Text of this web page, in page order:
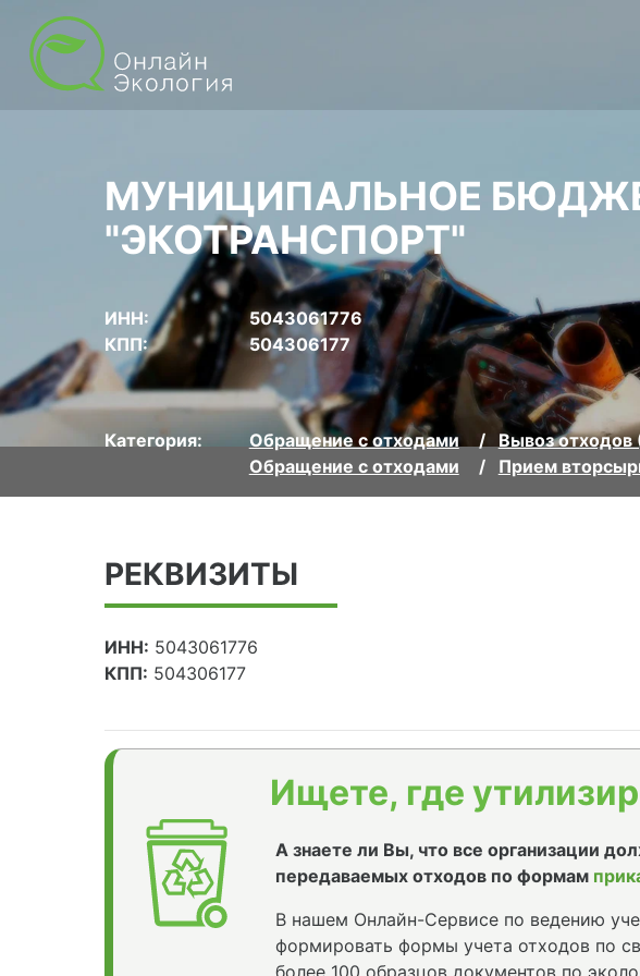
МУНИЦИПАЛЬНОЕ
"ЭКОТРАНСПОРТ"
ИНН:
5043061776
КПП:
504306177
Категория: Обращение с отходами
Вывоз отходов
Обращение с отходами
Прием
РЕКВИЗИТЫ
ИНН: 5043061776
КПП: 504306177
Ищете, где
А знаете ли Вы, что все организации
передаваемых отходов по формам
В нашем Онлайн-Сервисе по ведению
формировать формы учета отходов по
более 100 образцов документов по